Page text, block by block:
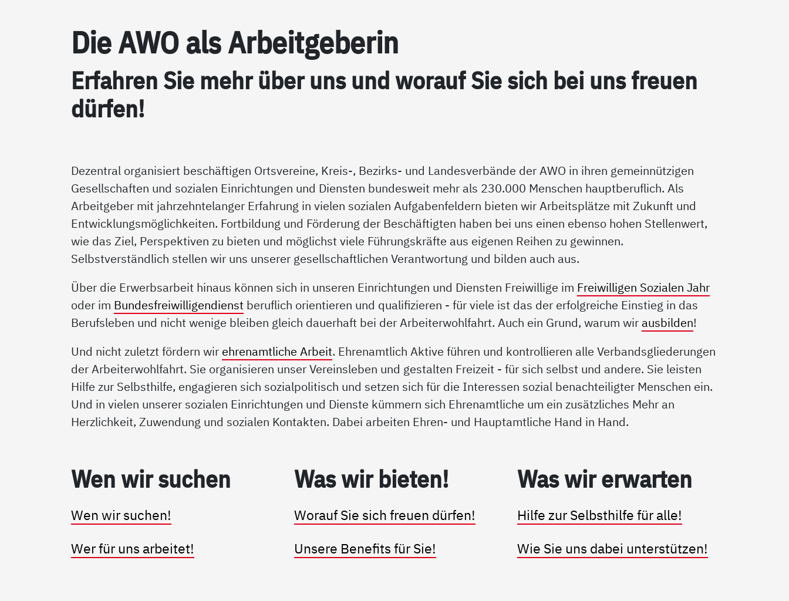
Die AWO als Ar­beit­ge­be­rin
Er­fah­ren Sie mehr über uns und wor­auf Sie sich bei uns freu­en
dür­fen!
Dezentral organisiert beschäftigen Ortsvereine, Kreis-, Bezirks- und Landesverbände der AWO in ihren gemeinnützigen
Gesellschaften und sozialen Einrichtungen und Diensten bundesweit mehr als 230.000 Menschen hauptberuflich. Als
Arbeitgeber mit jahrzehntelanger Erfahrung in vielen sozialen Aufgabenfeldern bieten wir Arbeitsplätze mit Zukunft und
Entwicklungsmöglichkeiten. Fortbildung und Förderung der Beschäftigten haben bei uns einen ebenso hohen Stellenwert,
wie das Ziel, Perspektiven zu bieten und möglichst viele Führungskräfte aus eigenen Reihen zu gewinnen.
Selbstverständlich stellen wir uns unserer gesellschaftlichen Verantwortung und bilden auch aus.
Über die Erwerbsarbeit hinaus können sich in unseren Einrichtungen und Diensten Freiwillige im Freiwilligen Sozialen Jahr
oder im Bundesfreiwilligendienst beruflich orientieren und qualifizieren - für viele ist das der erfolgreiche Einstieg in das
Berufsleben und nicht wenige bleiben gleich dauerhaft bei der Arbeiterwohlfahrt. Auch ein Grund, warum wir ausbilden!
Und nicht zuletzt fördern wir ehrenamtliche Arbeit. Ehrenamtlich Aktive führen und kontrollieren alle Verbandsgliederungen
der Arbeiterwohlfahrt. Sie organisieren unser Vereinsleben und gestalten Freizeit - für sich selbst und andere. Sie leisten
Hilfe zur Selbsthilfe, engagieren sich sozialpolitisch und setzen sich für die Interessen sozial benachteiligter Menschen ein.
Und in vielen unserer sozialen Einrichtungen und Dienste kümmern sich Ehrenamtliche um ein zusätzliches Mehr an
Herzlichkeit, Zuwendung und sozialen Kontakten. Dabei arbeiten Ehren- und Hauptamtliche Hand in Hand.
Wen wir su­chen
Wen wir suchen!
Wer für uns arbeitet!
Was wir bie­ten!
Worauf Sie sich freuen dürfen!
Unsere Benefits für Sie!
Was wir er­war­ten
Hilfe zur Selbsthilfe für alle!
Wie Sie uns dabei unterstützen!